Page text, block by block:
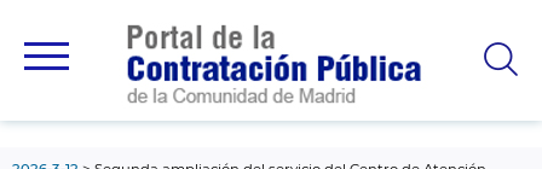
principal